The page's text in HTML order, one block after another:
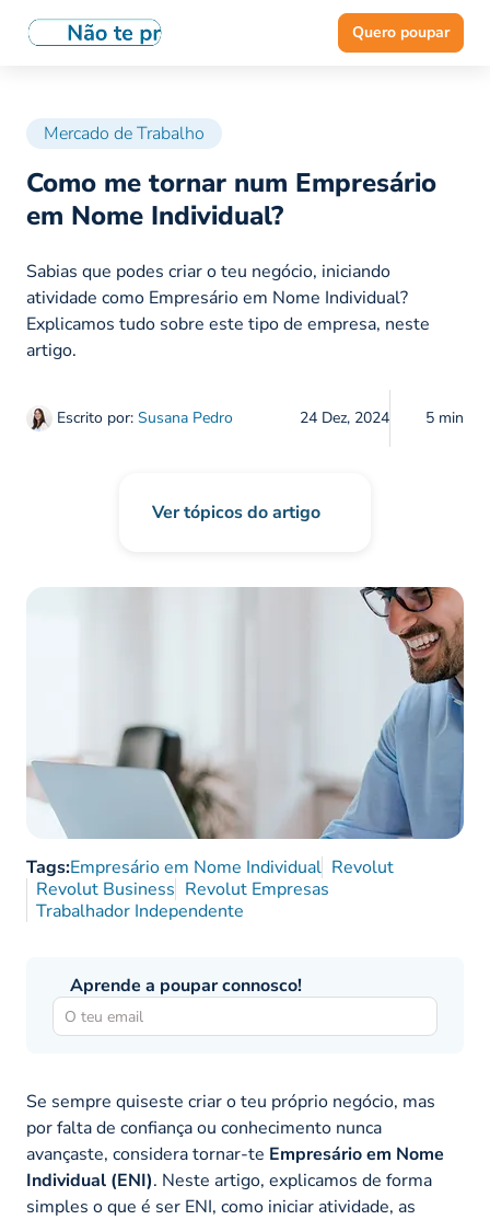
Quero poupar
Mercado de Trabalho
Como me tornar num Empresário
em Nome Individual?
Escrito por: Susana Pedro 24 Dez, 2024 5 min
Sabias que podes criar o teu negócio, iniciando
atividade como Empresário em Nome Individual?
Explicamos tudo sobre este tipo de empresa, neste
artigo.
Ver tópicos do artigo
Tags:Empresário em Nome Individual Revolut
Revolut Business Revolut Empresas
Trabalhador Independente
Aprende a poupar connosco!
Se sempre quiseste criar o teu próprio negócio, mas
por falta de confiança ou conhecimento nunca
avançaste, considera tornar-te Empresário em Nome
Individual (ENI). Neste artigo, explicamos de forma
simples o que é ser ENI, como iniciar atividade, as